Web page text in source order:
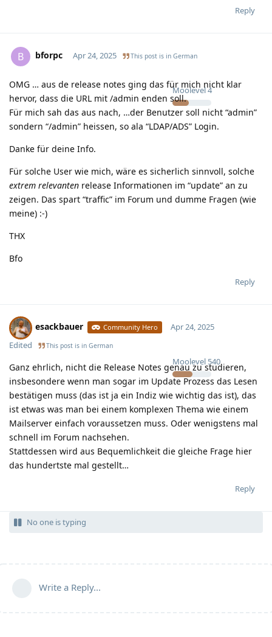
Reply
B bforpc
Moolevel4
Apr 24, 2025 This post is in German
OMG … aus de release notes ging das für mich nicht klar
hervor, dass die URL mit /admin enden soll.
Für mich sah das aus nach, …der Benutzer soll nicht “admin”
sondern “/admin” heissen, so ala “LDAP/ADS” Login.
Danke für deine Info.
Für solche User wie mich, wäre es sicherlich sinnvoll, solche
extrem relevanten release Informationen im “update” an zu
zeigen. Das spart “traffic” im Forum und dumme Fragen (wie
meine) :-)
THX
Bfo
Reply
esackbauer Community Hero
Moolevel 540
Apr 24, 2025
Edited
This post is in German
Ganz ehrlich, nicht die Release Notes genau zu studieren,
insbesondere wenn man sogar im Update Prozess das Lesen
bestätigen muss (das ist ja ein Indiz wie wichtig das ist), das
ist etwas was man bei einem komplexen Thema wie einem
Mailserver einfach voraussetzen muss. Oder wenigstens mal
schnell im Forum nachsehen.
Stattdessen wird aus Bequemlichkeit die gleiche Frage hier
das hundertste mal gestellt…
Reply
No one is typing
Write a Reply...